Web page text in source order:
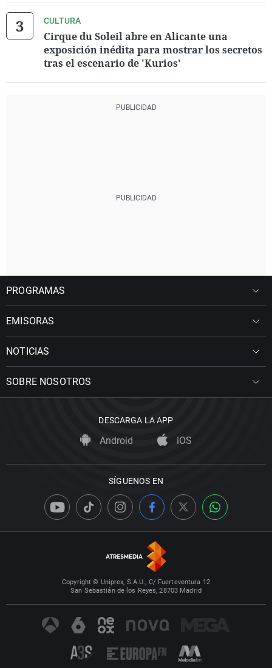
CULTURA
Cirque du Soleil abre en Alicante una
exposición inédita para mostrar los secretos
tras el escenario de 'Kurios'
PROGRAMAS
EMISORAS
NOTICIAS
SOBRE NOSOTROS
DESCARGA LA APP
Android iOS
SÍGUENOS EN
Copyright © Uniprex, S.A.U., C/ Fuerteventura 12
San Sebastián de los Reyes, 28703 Madrid